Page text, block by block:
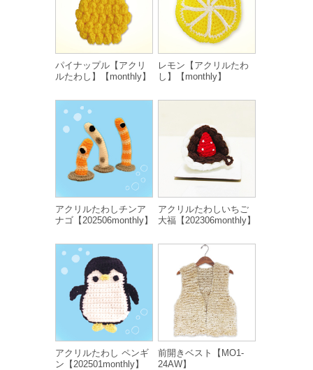
パイナップル【アクリ
ルたわし】【monthly】
レモン【アクリルたわ
し】【monthly】
アクリルたわしチンア
ナゴ【202506monthly】
アクリルたわしいちご
大福【202306monthly】
アクリルたわし ペンギ
ン【202501monthly】
前開きベスト【MO1-
24AW】